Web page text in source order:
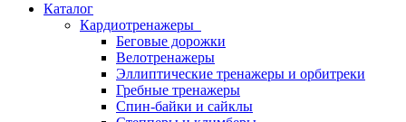
Каталог
Кардиотренажеры
Беговые дорожки
Велотренажеры
Эллиптические тренажеры и орбитреки
Гребные тренажеры
Спин-байки и сайклы